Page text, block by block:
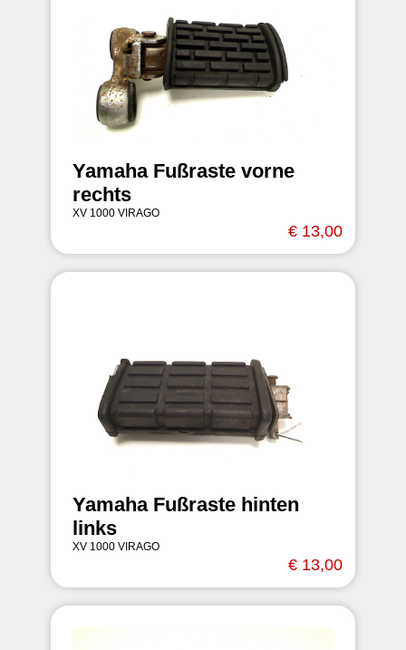
Yamaha Fußraste vorne
rechts
XV 1000 VIRAGO
€ 13,00
Yamaha Fußraste hinten
links
XV 1000 VIRAGO
€ 13,00